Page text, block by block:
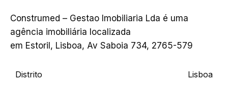
Construmed – Gestao Imobiliaria Lda é uma
agência imobiliária localizada
em Estoril, Lisboa, Av Saboia 734, 2765-579
Distrito Lisboa